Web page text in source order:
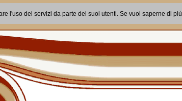
l'uso dei servizi da parte dei suoi utenti. Se vuoi saperne di più